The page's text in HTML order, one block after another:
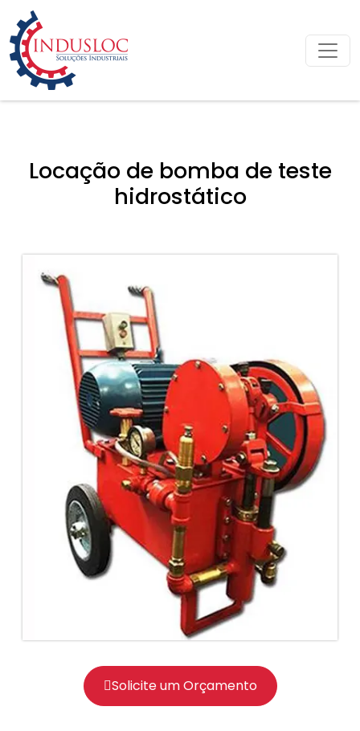
Locação de bomba de teste
hidrostático
Solicite um Orçamento